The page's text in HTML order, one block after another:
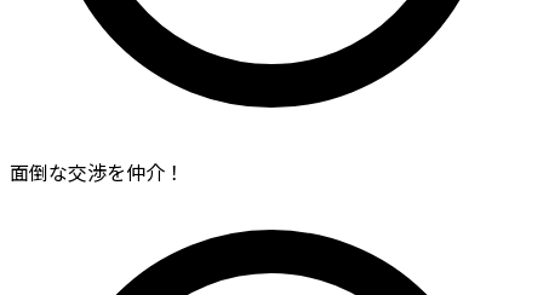
面倒な交渉を仲介！